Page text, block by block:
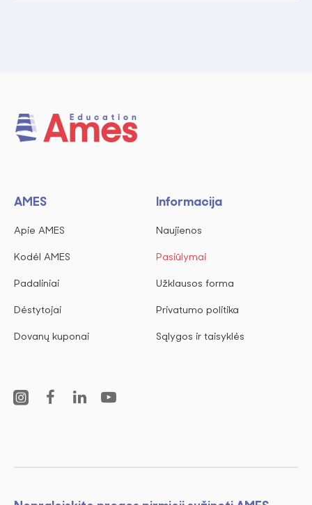
AMES
Apie AMES
Kodėl AMES
Padaliniai
Dėstytojai
Dovanų kuponai
Informacija
Naujienos
Pasiūlymai
Užklausos forma
Privatumo politika
Sąlygos ir taisyklės